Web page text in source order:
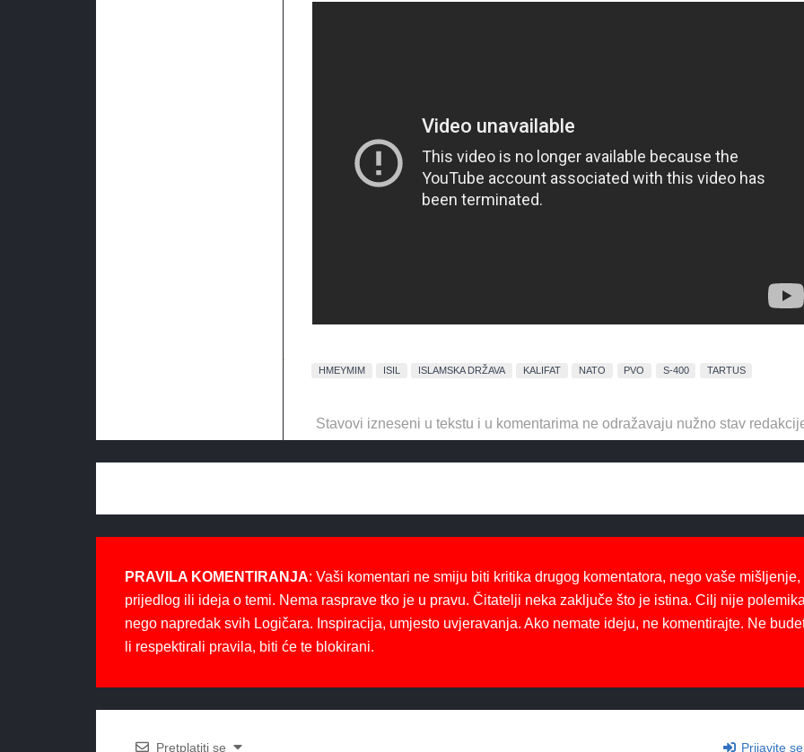
HMEYMIM ISIL ISLAMSKA DRŽAVA KALIFAT NATO PVO S-400 TARTUS
Stavovi izneseni u tekstu i u komentarima ne odražavaju nužno stav
PRAVILA KOMENTIRANJA: Vaši komentari ne smiju biti kritika drugog komentatora, nego vaše mišljenje,
prijedlog ili ideja o temi. Nema rasprave tko je u pravu. Čitatelji neka zaključe što je istina. Cilj nije
nego napredak svih Logičara. Inspiracija, umjesto uvjeravanja. Ako nemate ideju, ne komentirajte. Ne
li respektirali pravila, biti će te blokirani.
Pretplatiti se Prijavite se